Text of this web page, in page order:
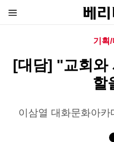
기획
[대담] "교회와
할
이삼열 대화문화아